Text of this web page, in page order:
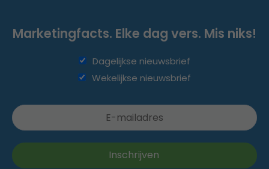
Marketingfacts. Elke dag vers. Mis niks!
Dagelijkse nieuwsbrief
Wekelijkse nieuwsbrief